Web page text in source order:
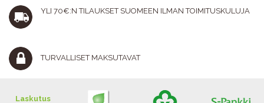
YLI 70€:N TILAUKSET SUOMEEN ILMAN TOIMITUSKULUJA
TURVALLISET MAKSUTAVAT
Laskutus